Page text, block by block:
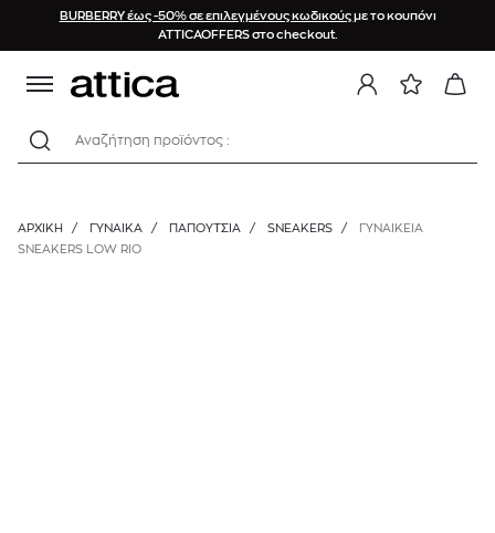
BURBERRY έως -50% σε επιλεγμένους κωδικούςμε το κουπόνι
ATTICAOFFERS στο checkout.
Αναζήτηση προϊόντος :
ΑΡΧΙΚΉ / ΓΥΝΑΙΚΑ / ΠΑΠΟΥΤΣΙΑ / SNEAKERS /
ΓΥΝΑΙΚΕΙΑ
SNEAKERS LOW RIO